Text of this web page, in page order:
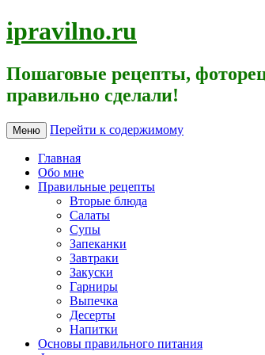
ipravilno.ru
Пошаговые рецепты,
правильно сделали!
Меню Перейти к содержимому
Главная
Обо мне
Правильные рецепты
Вторые блюда
Салаты
Супы
Запеканки
Завтраки
Закуски
Гарниры
Выпечка
Десерты
Напитки
Основы правильного питания